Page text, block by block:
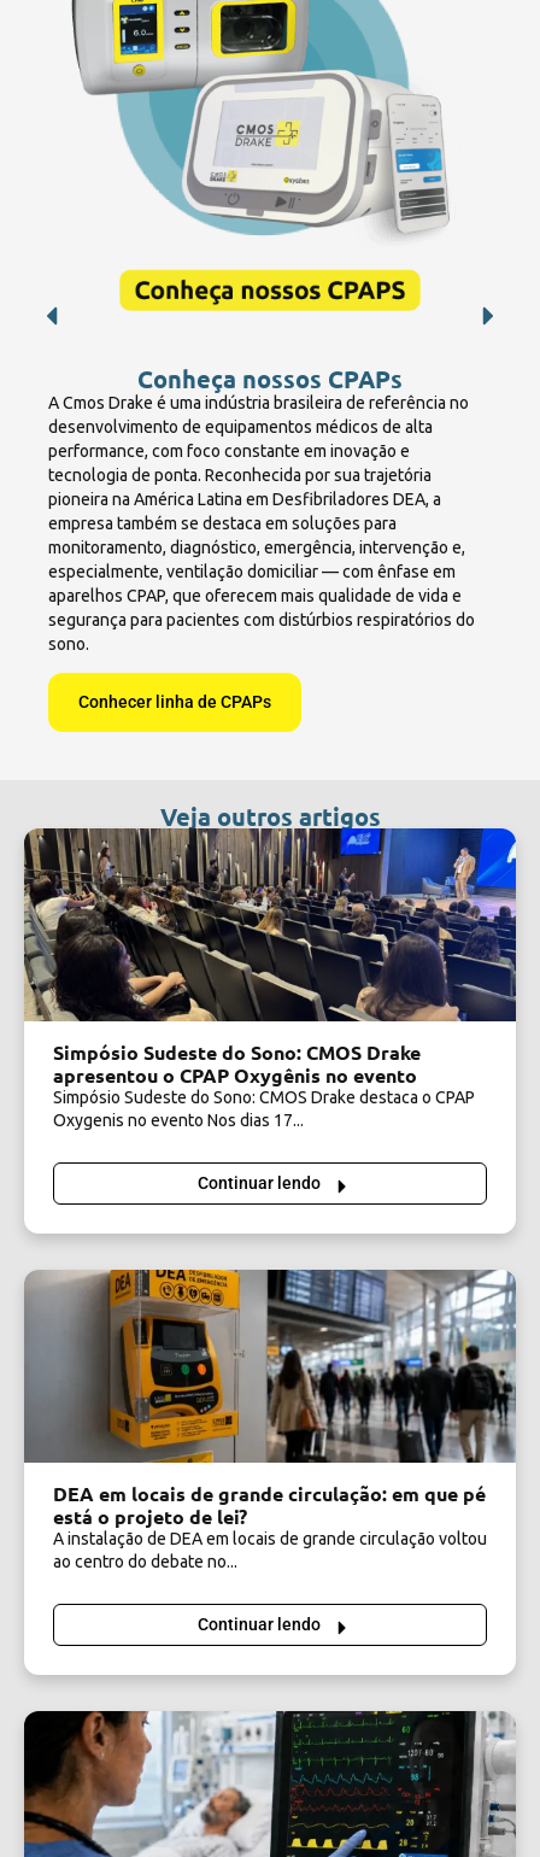
Conheça nossos CPAPs
A Cmos Drake é uma indústria brasileira de referência no
desenvolvimento de equipamentos médicos de alta
performance, com foco constante em inovação e
tecnologia de ponta. Reconhecida por sua trajetória
pioneira na América Latina em Desfibriladores DEA, a
empresa também se destaca em soluções para
monitoramento, diagnóstico, emergência, intervenção e,
especialmente, ventilação domiciliar — com ênfase em
aparelhos CPAP, que oferecem mais qualidade de vida e
segurança para pacientes com distúrbios respiratórios do
sono.
Conhecer linha de CPAPs
Veja outros artigos
Simpósio Sudeste do Sono: CMOS Drake
apresentou o CPAP Oxygênis no evento
Simpósio Sudeste do Sono: CMOS Drake destaca o CPAP
Oxygenis no evento Nos dias 17...
Continuar lendo
DEA em locais de grande circulação: em que pé
está o projeto de lei?
A instalação de DEA em locais de grande circulação voltou
ao centro do debate no...
Continuar lendo